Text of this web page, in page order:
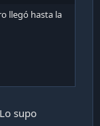
llegó hasta la
supo